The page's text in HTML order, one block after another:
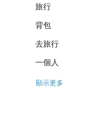
旅行
背包
去旅行
一個人
顯示更多